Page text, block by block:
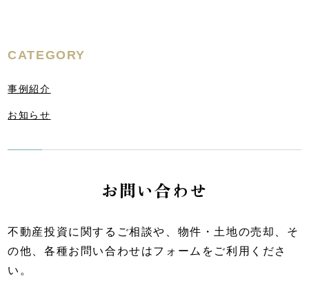
CATEGORY
事例紹介
お知らせ
お問い合わせ
不動産投資に関するご相談や、物件・土地の売却、そ
の他、各種お問い合わせはフォームをご利用くださ
い。